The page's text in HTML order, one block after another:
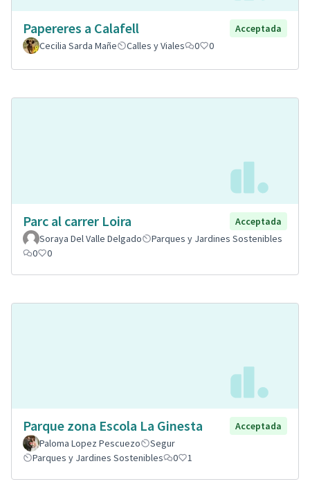
Papereres a Calafell
Acceptada
Cecilia Sarda Mañe
Calles y Viales 0 0
Parc al carrer Loira
Acceptada
Soraya Del Valle Delgado
Parques y Jardines Sostenibles
0
0
Parque zona Escola La Ginesta
Acceptada
Paloma Lopez Pescuezo
Segur
Parques y Jardines Sostenibles
0 1